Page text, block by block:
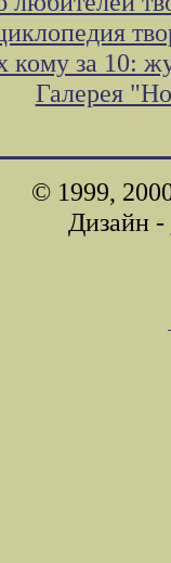
кому за 10:
Галерея
© 1999,
Дизайн -